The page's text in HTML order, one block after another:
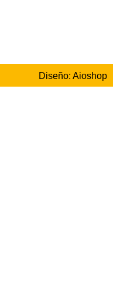
Diseño: Aioshop